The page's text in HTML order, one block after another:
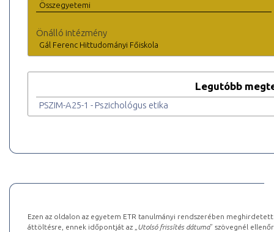
Összegyetemi
Önálló intézmény
Gál Ferenc Hittudományi Főiskola
Legutóbb
PSZIM-A25-1 - Pszichológus etika
Ezen az oldalon az egyetem ETR tanulmányi rendszerében
áttöltésre, ennek időpontját az „ Utolsó frissítés dátuma” szövegnél